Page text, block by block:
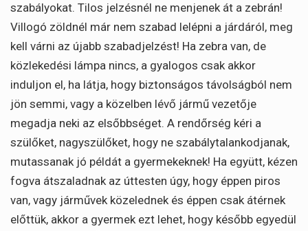
szabályokat. Tilos jelzésnél ne menjenek át a zebrán!
Villogó zöldnél már nem szabad lelépni a járdáról, meg
kell várni az újabb szabadjelzést! Ha zebra van, de
közlekedési lámpa nincs, a gyalogos csak akkor
induljon el, ha látja, hogy biztonságos távolságból nem
jön semmi, vagy a közelben lévő jármű vezetője
megadja neki az elsőbbséget. A rendőrség kéri a
szülőket, nagyszülőket, hogy ne szabálytalankodjanak,
mutassanak jó példát a gyermekeknek! Ha együtt, kézen
fogva átszaladnak az úttesten úgy, hogy éppen piros
van, vagy járművek közelednek és éppen csak átérnek
előttük, akkor a gyermek ezt lehet, hogy később egyedül